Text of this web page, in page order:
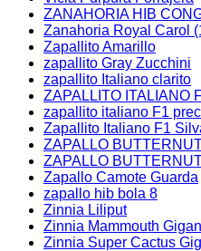
ZANAHORIA HIB
Zanahoria Royal Carol
Zapallito Amarillo
zapallito Gray Zucchini
zapallito Italiano clarito
ZAPALLITO ITALIANO
zapallito italiano F1
Zapallito Italiano F1
ZAPALLO
ZAPALLO
Zapallo Camote Guarda
zapallo hib bola 8
Zinnia Liliput
Zinnia Mammouth
Zinnia Super Cactus